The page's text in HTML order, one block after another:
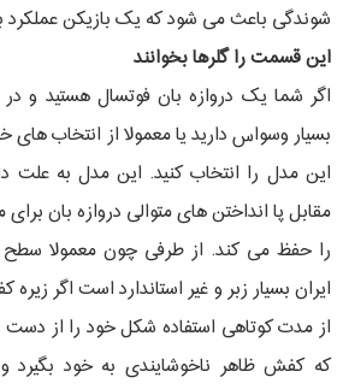
شوندگی باعث می شود که یک بازیکن عملکرد
این قسمت را گلرها بخوانند
اگر شما یک دروازه بان فوتسال هستید و
بسیار وسواس دارید یا معمولا از انتخاب های
این مدل را انتخاب کنید. این مدل به
مقابل پا انداختن های متوالی دروازه بان
را حفظ می کند. از طرفی چون معمولا
ایران بسیار زبر و غیر استاندارد است اگر
از مدت کوتاهی استفاده شکل خود را از
که کفش ظاهر ناخوشایندی به خود بگیرد